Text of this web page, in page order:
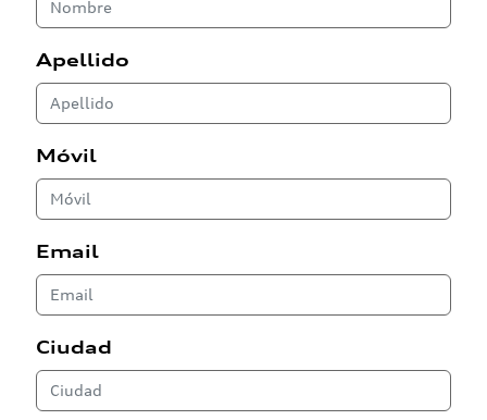
Apellido
Móvil
Email
Ciudad